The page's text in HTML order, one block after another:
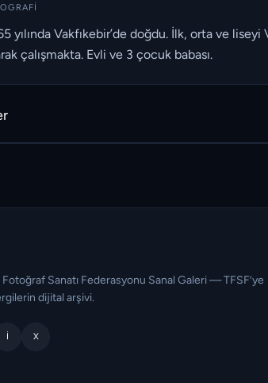
yılında Vakfıkebir’de doğdu. İlk, orta ve
çalışmakta. Evli ve 3 çocuk babası.
Sanatı Federasyonu Sanal Galeri — TFSF’ye
dijital arşivi.
I X